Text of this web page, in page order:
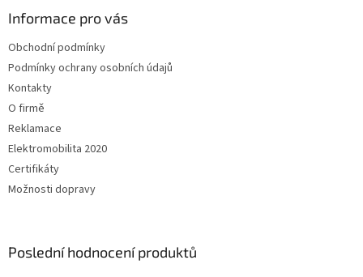
Informace pro vás
Obchodní podmínky
Podmínky ochrany osobních údajů
Kontakty
O firmě
Reklamace
Elektromobilita 2020
Certifikáty
Možnosti dopravy
Poslední hodnocení produktů